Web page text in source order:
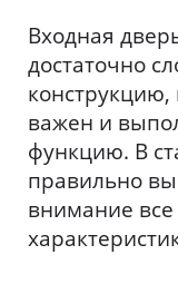
Входная
достаточно
важен и
функцию. В
правильно
внимание все